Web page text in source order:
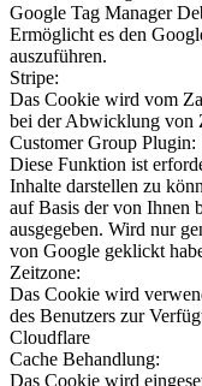
Inhalte darstellen zu
auf Basis der von Ihnen
ausgegeben. Wird nur
von Google geklickt
Zeitzone:
Das Cookie wird
des Benutzers zur
Cloudflare
Cache Behandlung:
Das Cookie wird
Szenarien und
Aktivierte Cookies:
Speichert welche
akzeptiert wurden.
Anzeige:
Diese Funktion
Produkte und bietet
Session